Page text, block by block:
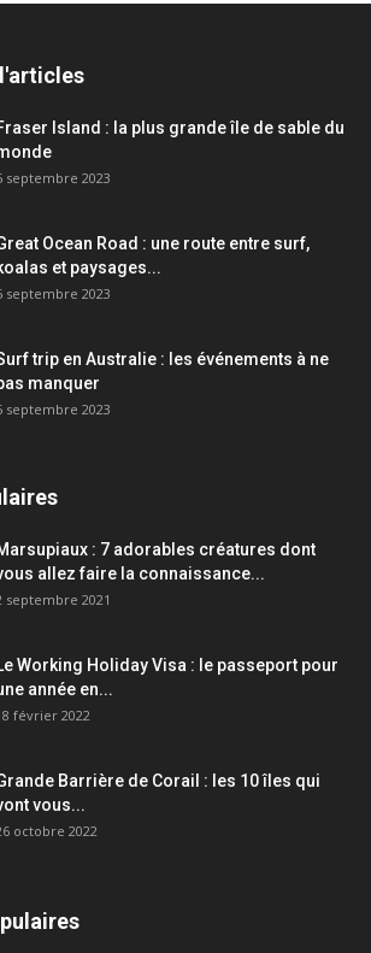
Island : la plus grande île de sable du
septembre 2023
Ocean Road : une route entre surf,
et paysages...
septembre 2023
trip en Australie : les événements à ne
manquer
septembre 2023
: 7 adorables créatures dont
allez faire la connaissance...
septembre 2021
Working Holiday Visa : le passeport pour
année en...
février 2022
Barrière de Corail : les 10 îles qui
vous...
octobre 2022